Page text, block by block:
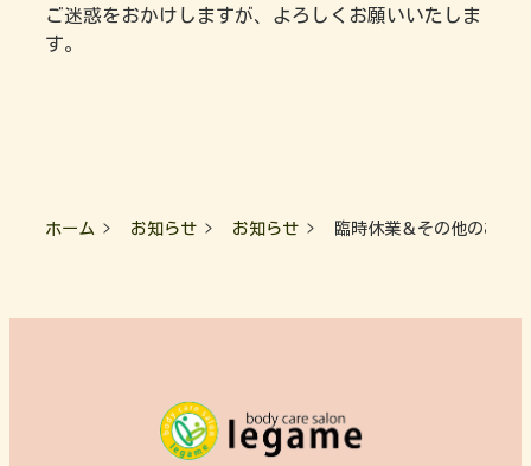
ご迷惑をおかけしますが、よろしくお願いいたしま
す。
ホーム お知らせ お知らせ 臨時休業＆その他のお知